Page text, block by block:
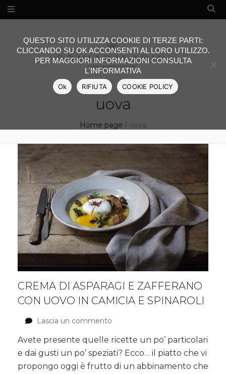
uova
Home page / uova
CREMA DI ASPARAGI E ZAFFERANO
CON UOVO IN CAMICIA E SPINAROLI
Lascia un commento
di
asparagi
e
Avete presente quelle ricette un po’ particolari
e dai gusti un po’ speziati? Ecco… il piatto che vi
propongo oggi è frutto di un abbinamento che
QUESTO SITO UTILIZZA COOKIE DI TERZE PARTI:
CLICCANDO SU OK ACCONSENTI AL LORO UTILIZZO.
PER MAGGIORI INFORMAZIONI CONSULTA
L'INFORMATIVA
Ok RIFIUTA COOKIE POLICY